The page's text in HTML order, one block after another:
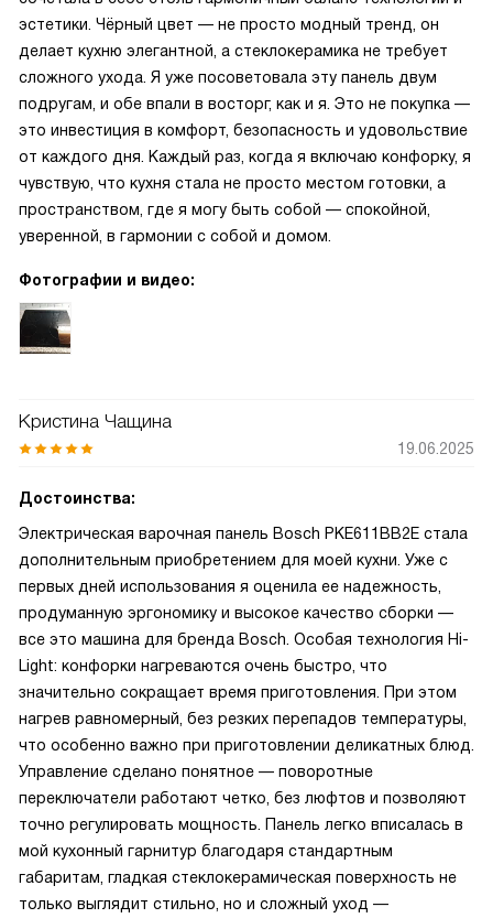
эстетики. Чёрный цвет — не просто модный тренд, он
делает кухню элегантной, а стеклокерамика не требует
сложного ухода. Я уже посоветовала эту панель двум
подругам, и обе впали в восторг, как и я. Это не покупка —
это инвестиция в комфорт, безопасность и удовольствие
от каждого дня. Каждый раз, когда я включаю конфорку, я
чувствую, что кухня стала не просто местом готовки, а
пространством, где я могу быть собой — спокойной,
уверенной, в гармонии с собой и домом.
Фотографии и видео:
Кристина Чащина
19.06.2025
Достоинства:
Электрическая варочная панель Bosch PKE611BB2E стала
дополнительным приобретением для моей кухни. Уже с
первых дней использования я оценила ее надежность,
продуманную эргономику и высокое качество сборки —
все это машина для бренда Bosch. Особая технология Hi-
Light: конфорки нагреваются очень быстро, что
значительно сокращает время приготовления. При этом
нагрев равномерный, без резких перепадов температуры,
что особенно важно при приготовлении деликатных блюд.
Управление сделано понятное — поворотные
переключатели работают четко, без люфтов и позволяют
точно регулировать мощность. Панель легко вписалась в
мой кухонный гарнитур благодаря стандартным
габаритам, гладкая стеклокерамическая поверхность не
только выглядит стильно, но и сложный уход —